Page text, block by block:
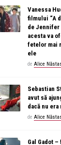
Vanessa
filmului “A
de Jennifer
acesta va
fetelor mai
ele
de Alice
Sebastian
avut să
dacă nu era
de Alice
Gal Gadot